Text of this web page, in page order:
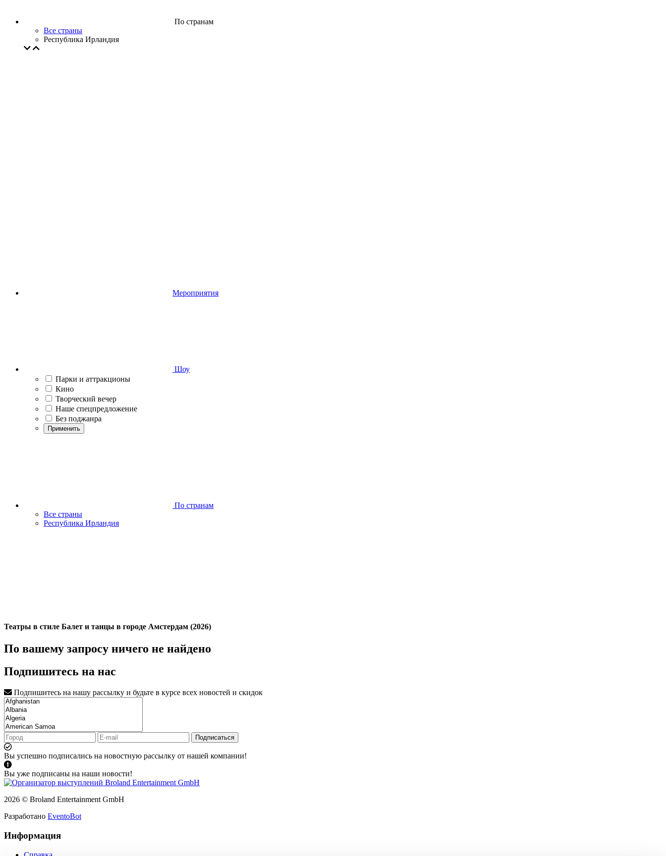
По странам
Все страны
Республика Ирландия
Мероприятия
Шоу
Парки и аттракционы
Кино
Творческий вечер
Наше спецпредложение
Без поджанра
Применить
По странам
Все страны
Республика Ирландия
Театры в стиле Балет и танцы в городе Амстердам (2026)
По вашему запросу ничего не найдено
Подпишитесь на нас
Подпишитесь на нашу рассылку и будьте в курсе всех новостей и скидок
Подписаться
Вы успешно подписались на новостную рассылку от нашей компании!
Вы уже подписаны на наши новости!
2026 © Broland Entertainment GmbH
Разработано EventoBot
Информация